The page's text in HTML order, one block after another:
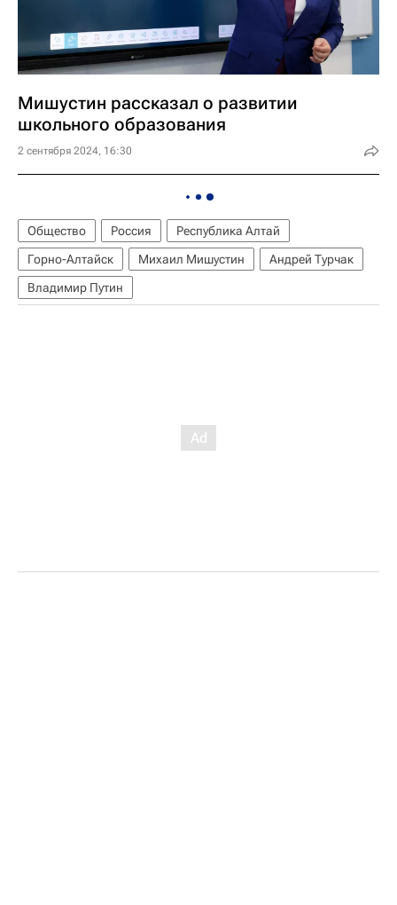
Мишустин рассказал о развитии
школьного образования
2 сентября 2024, 16:30
Общество Россия
Республика Алтай
Горно-Алтайск
Михаил Мишустин
Андрей Турчак
Владимир Путин